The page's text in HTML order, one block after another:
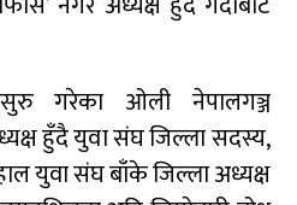
गरेका ओली नेपालगञ्ज
हुँदै युवा संघ जिल्ला सदस्य,
युवा संघ बाँके जिल्ला अध्यक्ष